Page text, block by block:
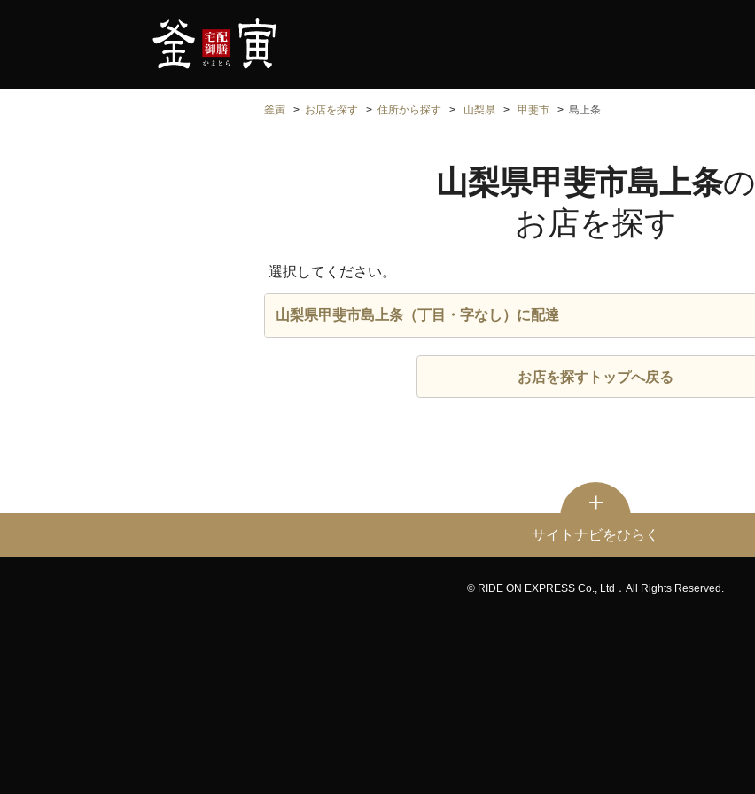
釜寅 お店を探す 住所から探す 山梨県 甲斐市 島上条
山梨県甲斐市島上条の
お店を探す
選択してください。
山梨県甲斐市島上条（丁目・字なし）に配達
お店を探すトップへ戻る
サイトナビをひらく
© RIDE ON EXPRESS Co., Ltd．All Rights Reserved.